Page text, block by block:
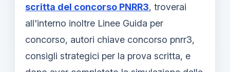
scritta del concorso PNRR3, troverai
all'interno inoltre Linee Guida per
concorso, autori chiave concorso pnrr3,
consigli strategici per la prova scritta, e